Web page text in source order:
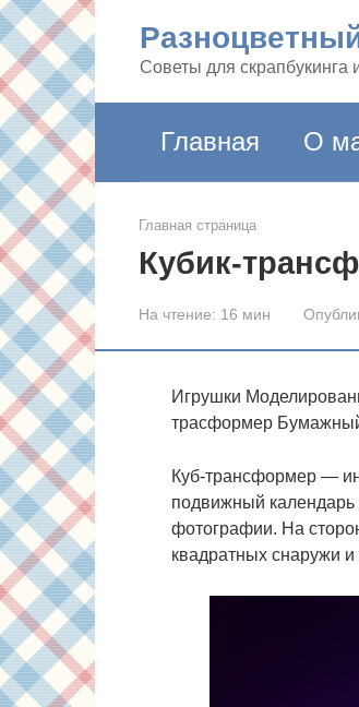
Перейти
к
контенту
Советы для скрапбукинга
Главная О
Главная страница
Кубик-
На чтение: 16 мин
Игрушки
трасформер
Куб-трансформер —
подвижный календарь
фотографии. На
квадратных снаружи